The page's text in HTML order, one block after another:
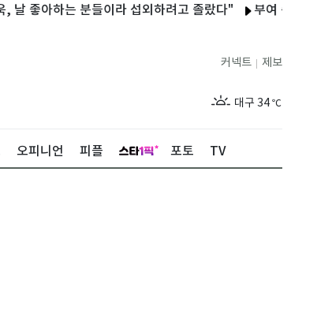
는 분들이라 섭외하려고 졸랐다" 부여 충화면 밭에서
제보
커넥트
제주30℃
대구 34 ℃
오피니언 피플 포토 TV